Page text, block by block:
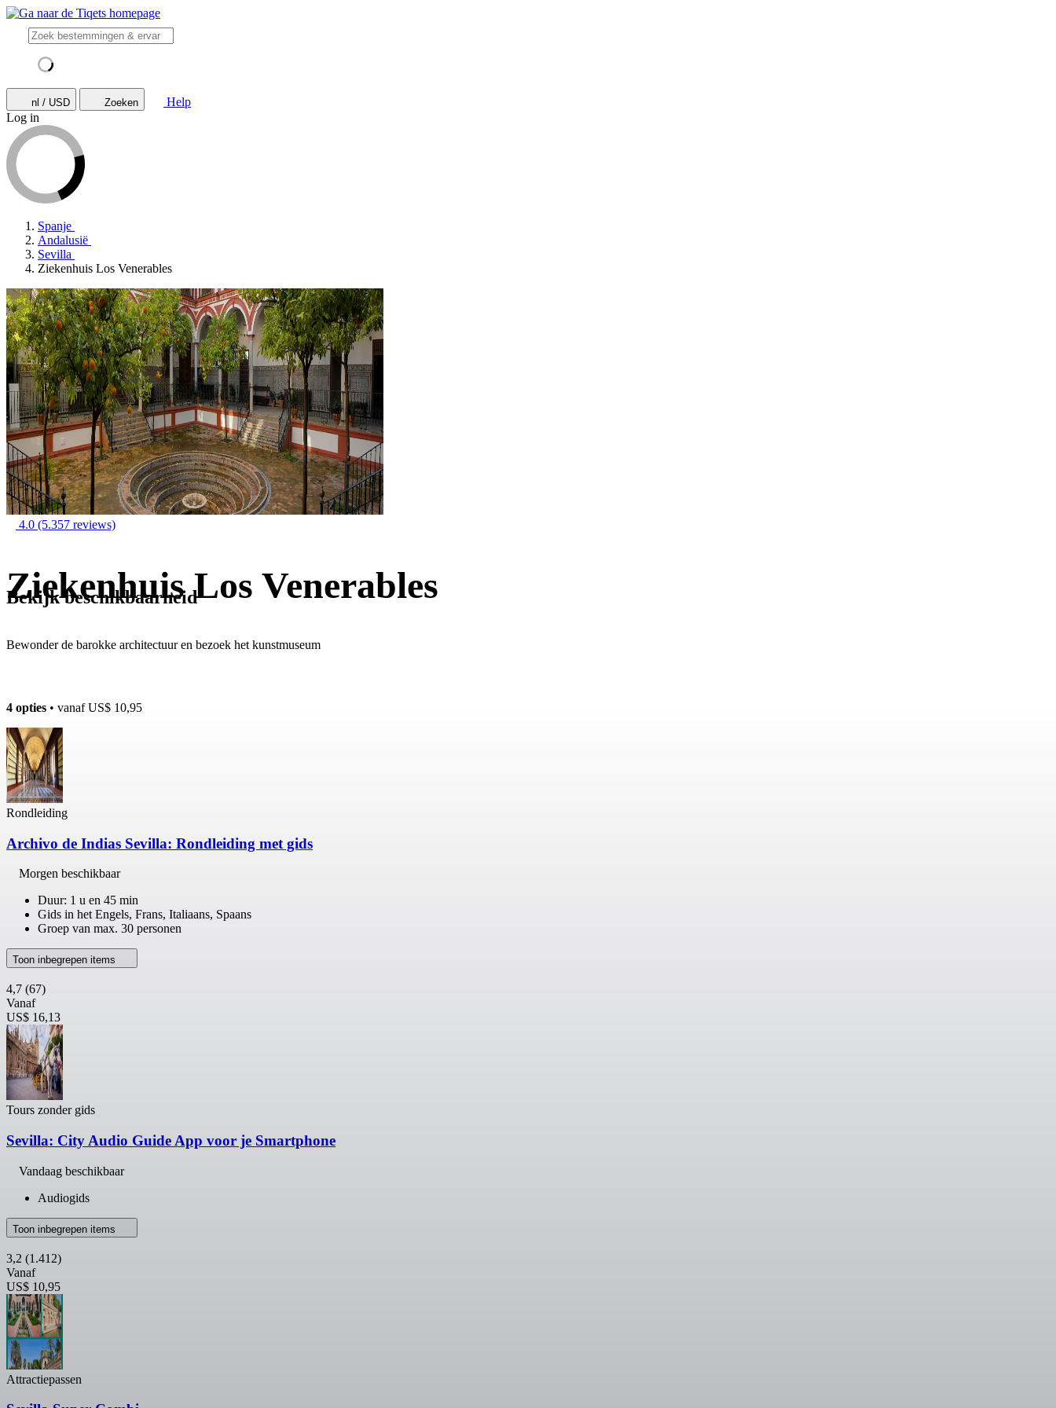
nl / USD Zoeken
Help
Log in
Spanje
Andalusië
Sevilla
Ziekenhuis Los Venerables
4.0 (5.357 reviews)
Ziekenhuis Los Venerables
Bewonder de barokke architectuur en bezoek het kunstmuseum
Bekijk beschikbaarheid
4 opties • vanafUS$ 10,95
Rondleiding
Archivo de Indias Sevilla: Rondleiding met gids
Morgen beschikbaar
Duur: 1 u en 45 min
Gids in het Engels, Frans, Italiaans, Spaans
Groep van max. 30 personen
Toon inbegrepen items
4,7 (67)
Vanaf
US$ 16,13
Tours zonder gids
Sevilla: City Audio Guide App voor je Smartphone
Vandaag beschikbaar
Audiogids
Toon inbegrepen items
3,2 (1.412)
Vanaf
US$ 10,95
Attractiepassen